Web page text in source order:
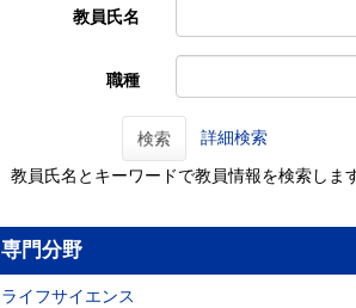
教員氏名
職種
検索 詳細検索
教員氏名とキーワードで教員情報を検索します
専門分野
ライフサイエンス